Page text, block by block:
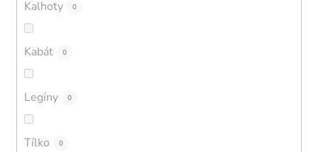
Kalhoty 0
Kabát 0
Legíny 0
Tílko 0